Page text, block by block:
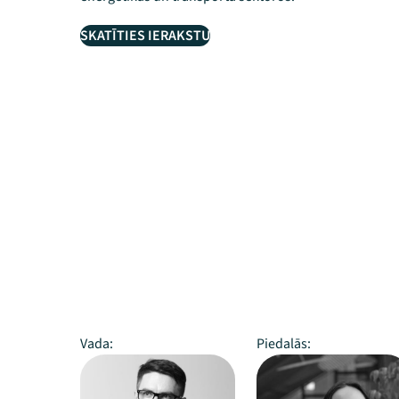
SKATĪTIES IERAKSTU
Vada: Piedalās: